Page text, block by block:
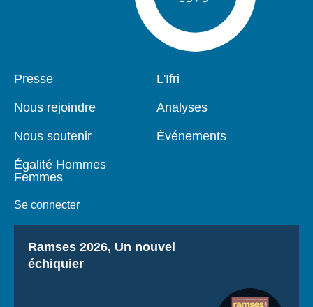
Pied
Presse
Nous rejoindre
Nous soutenir
Égalité Hommes
Femmes
Se connecter
Navigation
L'Ifri
Analyses
Événements
Titre
Ramses 2026, Un nouvel
échiquier